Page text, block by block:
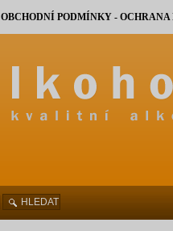
OBCHODNÍ PODMÍNKY -
HLEDAT